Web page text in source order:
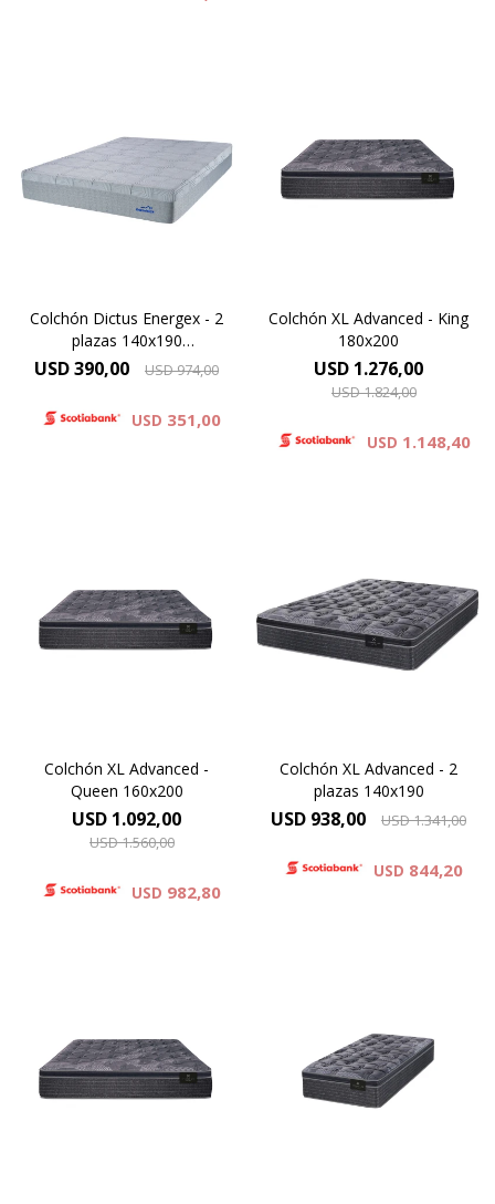
Exclusiva FUNDA
DESMONTABLE
Alta densidad 33 Kg.
Altura 26 cms.
Colchón Dictus Energex - 2
plazas 140x190
(Oportunidad)
USD390,00 USD974,00
USD 351,00
tejido de punto matelaseado.
Resortes LFK combinados
con espuma
viscoelástica.Altura de
Colchón XL Advanced - King
180x200
USD 1.276,00
USD1.824,00
USD 1.148,40
tejido de punto matelaseado.
Resortes LFK combinados
con espuma
viscoelástica.Altura de
Colchón XL Advanced -
Queen 160x200
USD 1.092,00
USD1.560,00
USD 982,80
Europillow cubierto por
tejido de punto matelaseado.
Resortes LFK combinados
con espuma
viscoelástica.Altura de
colchón 29 cm.
Colchón XL Advanced - 2
plazas 140x190
USD 938,00 USD1.341,00
USD 844,20
tejido de punto matelaseado.
Resortes LFK combinados
con espuma
viscoelástica.Altura de
Europillow cubierto por
tejido de punto matelaseado.
Resortes LFK combinados
con espuma
viscoelástica.Altura de